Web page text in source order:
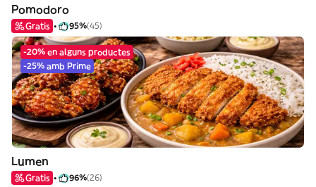
Pomodoro
Gratis 95%(45)
-20% en alguns productes
-25% amb Prime
Lumen
Gratis 96%(26)